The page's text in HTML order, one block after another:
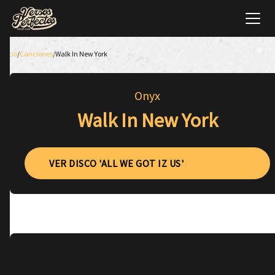
Inicio/Canciones/Walk In New York
Onyx
Walk In New York
VER DISCO 'ALL WE GOT IZ US'